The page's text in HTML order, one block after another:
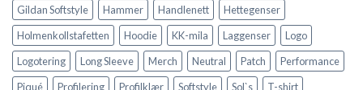
Gildan Softstyle
Hammer Handlenett
Hettegenser
Holmenkollstafetten
Hoodie KK-mila Laggenser
Logo
Logotering
Long Sleeve Merch Neutral Patch
Performance
Piqué
Profilering Profilklær Softstyle Sol`s
T-shirt